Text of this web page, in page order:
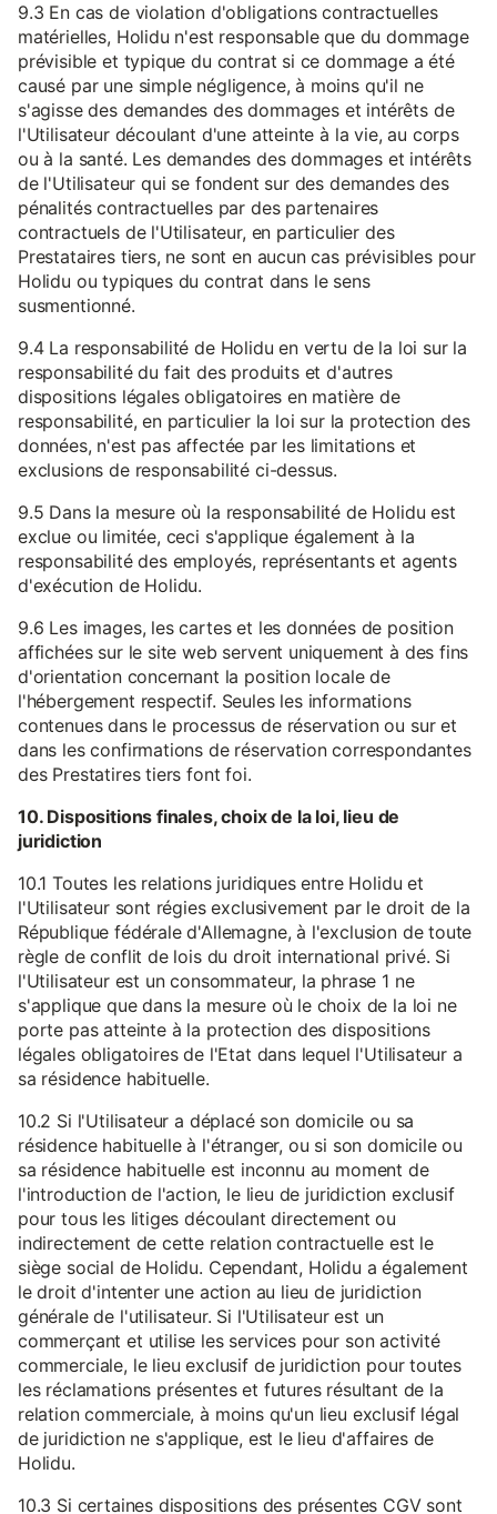
9.3 En cas de violation d'obligations contractuelles
matérielles, Holidu n'est responsable que du dommage
prévisible et typique du contrat si ce dommage a été
causé par une simple négligence, à moins qu'il ne
s'agisse des demandes des dommages et intérêts de
l'Utilisateur découlant d'une atteinte à la vie, au corps
ou à la santé. Les demandes des dommages et intérêts
de l'Utilisateur qui se fondent sur des demandes des
pénalités contractuelles par des partenaires
contractuels de l'Utilisateur, en particulier des
Prestataires tiers, ne sont en aucun cas prévisibles pour
Holidu ou typiques du contrat dans le sens
susmentionné.
9.4 La responsabilité de Holidu en vertu de la loi sur la
responsabilité du fait des produits et d'autres
dispositions légales obligatoires en matière de
responsabilité, en particulier la loi sur la protection des
données, n'est pas affectée par les limitations et
exclusions de responsabilité ci-dessus.
9.5 Dans la mesure où la responsabilité de Holidu est
exclue ou limitée, ceci s'applique également à la
responsabilité des employés, représentants et agents
d'exécution de Holidu.
9.6 Les images, les cartes et les données de position
affichées sur le site web servent uniquement à des fins
d'orientation concernant la position locale de
l'hébergement respectif. Seules les informations
contenues dans le processus de réservation ou sur et
dans les confirmations de réservation correspondantes
des Prestatires tiers font foi.
10. Dispositions finales, choix de la loi, lieu de
juridiction
10.1 Toutes les relations juridiques entre Holidu et
l'Utilisateur sont régies exclusivement par le droit de la
République fédérale d'Allemagne, à l'exclusion de toute
règle de conflit de lois du droit international privé. Si
l'Utilisateur est un consommateur, la phrase 1 ne
s'applique que dans la mesure où le choix de la loi ne
porte pas atteinte à la protection des dispositions
légales obligatoires de l'Etat dans lequel l'Utilisateur a
sa résidence habituelle.
10.2 Si l'Utilisateur a déplacé son domicile ou sa
résidence habituelle à l'étranger, ou si son domicile ou
sa résidence habituelle est inconnu au moment de
l'introduction de l'action, le lieu de juridiction exclusif
pour tous les litiges découlant directement ou
indirectement de cette relation contractuelle est le
siège social de Holidu. Cependant, Holidu a également
le droit d'intenter une action au lieu de juridiction
générale de l'utilisateur. Si l'Utilisateur est un
commerçant et utilise les services pour son activité
commerciale, le lieu exclusif de juridiction pour toutes
les réclamations présentes et futures résultant de la
relation commerciale, à moins qu'un lieu exclusif légal
de juridiction ne s'applique, est le lieu d'affaires de
Holidu.
10.3 Si certaines dispositions des présentes CGV sont